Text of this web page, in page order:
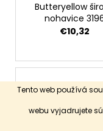
Tento web používá
webu vyjadrujete
Butteryellow
nohavice
€10,32